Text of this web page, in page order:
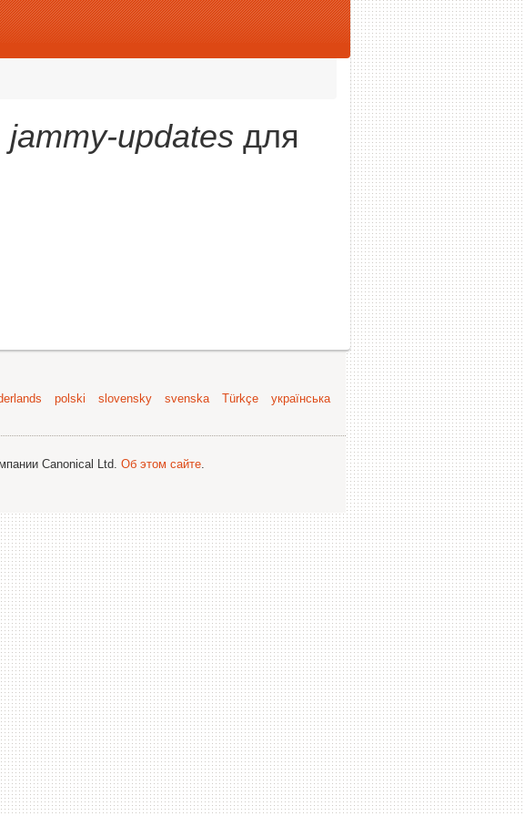
jammy-updates для
polski slovensky svenska Türkçe
українська
Canonical Ltd. Об этом сайте.